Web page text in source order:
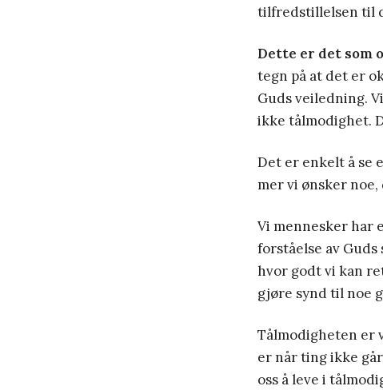
tilfredstillelsen til
Dette er det som
tegn på at det er
Guds veiledning.
ikke tålmodighet.
Det er enkelt å se
mer vi ønsker
Vi mennesker har
forståelse av
hvor godt vi kan
gjøre synd til noe
Tålmodigheten er
er når ting ikke
oss å leve i